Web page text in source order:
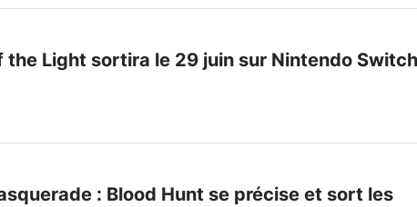
the Light sortira le 29 juin sur Nintendo Switch
: Blood Hunt se précise et sort les